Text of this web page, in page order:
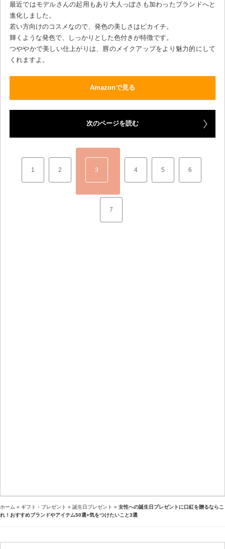
最近ではモデルさんの起用もあり大人っぽさも加わったブランドへと
進化しました。
若い方向けのコスメなので、発色の美しさはピカイチ。
輝くような発色で、しっかりとした色付きが特徴です。
つややかで美しい仕上がりは、唇のメイクアップをより魅力的にして
くれますよ。
Amazonで見る
次のページを読む
1 2 3 4 5 6
7
ホーム » ギフト・プレゼント » 誕生日プレゼント » 女性への誕生日プレゼントに口紅を贈るならこ
れ！おすすめブランドやアイテム50選+気をつけたいこと3選